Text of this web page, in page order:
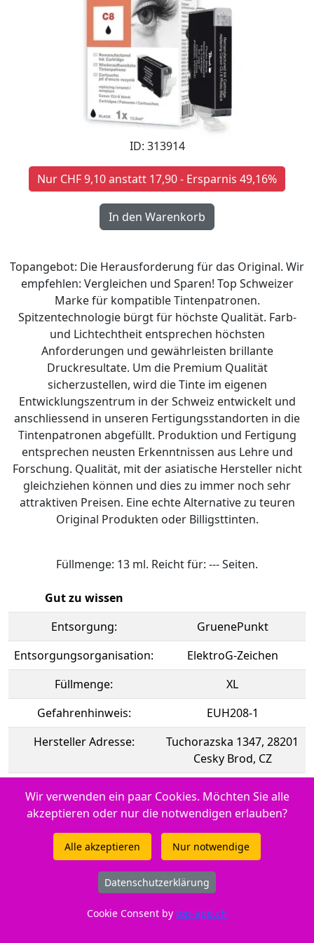
ID: 313914
Nur CHF 9,10 anstatt 17,90 - Ersparnis 49,16%
Topangebot: Die Herausforderung für das Original. Wir
empfehlen: Vergleichen und Sparen! Top Schweizer
Marke für kompatible Tintenpatronen.
Spitzentechnologie bürgt für höchste Qualität. Farb-
und Lichtechtheit entsprechen höchsten
Anforderungen und gewährleisten brillante
Druckresultate. Um die Premium Qualität
sicherzustellen, wird die Tinte im eigenen
Entwicklungszentrum in der Schweiz entwickelt und
anschliessend in unseren Fertigungsstandorten in die
Tintenpatronen abgefüllt. Produktion und Fertigung
entsprechen neusten Erkenntnissen aus Lehre und
Forschung. Qualität, mit der asiatische Hersteller nicht
gleichziehen können und dies zu immer noch sehr
attraktiven Preisen. Eine echte Alternative zu teuren
Original Produkten oder Billigsttinten.
Füllmenge: 13 ml. Reicht für: --- Seiten.
Gut zu wissen
Entsorgung:
GruenePunkt
Entsorgungsorganisation:
ElektroG-Zeichen
Füllmenge:
XL
Gefahrenhinweis:
EUH208-1
Hersteller Adresse:
Tuchorazska 1347, 28201
Cesky Brod, CZ
Marke:
Peach
Tintenfüllstandsanzeige:
Ja
CE-Zeichen
Momentan nicht an Lager. Frühestens ab 14.08.2026
lieferbar
Wir verwenden ein paar Cookies. Möchten Sie alle
akzeptieren oder nur die notwendigen erlauben?
Alle akzeptieren Nur notwendige
Datenschutzerklärung
Cookie Consent by top-app.ch